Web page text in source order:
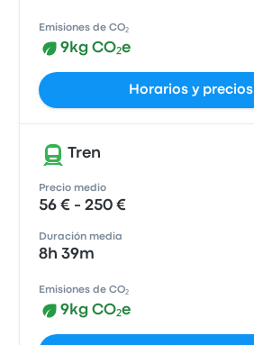
Emisiones de CO₂
9kg CO₂e
Horarios y precios
Tren
Precio medio
56 € - 250 €
Duración media
8h 39m
Emisiones de CO₂
9kg CO₂e